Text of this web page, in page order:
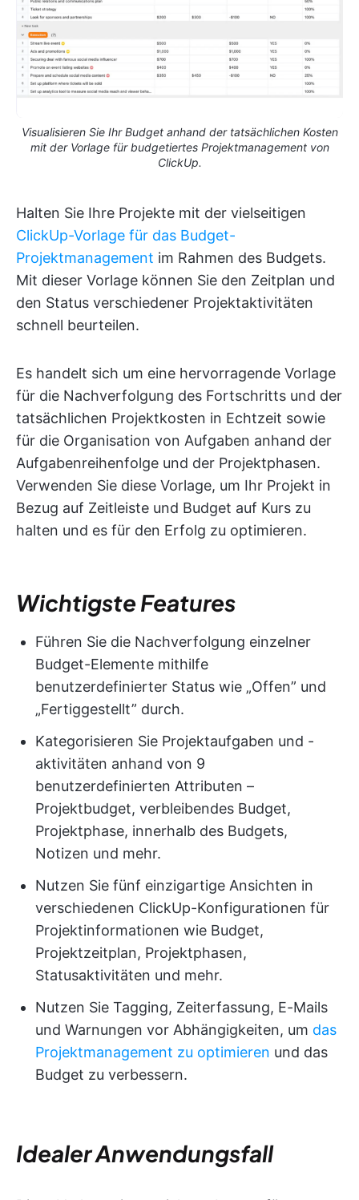
Visualisieren Sie Ihr Budget anhand der tatsächlichen Kosten
mit der Vorlage für budgetiertes Projektmanagement von
ClickUp.
Halten Sie Ihre Projekte mit der vielseitigen
ClickUp-Vorlage für das Budget-
Projektmanagement im Rahmen des Budgets.
Mit dieser Vorlage können Sie den Zeitplan und
den Status verschiedener Projektaktivitäten
schnell beurteilen.
Es handelt sich um eine hervorragende Vorlage
für die Nachverfolgung des Fortschritts und der
tatsächlichen Projektkosten in Echtzeit sowie
für die Organisation von Aufgaben anhand der
Aufgabenreihenfolge und der Projektphasen.
Verwenden Sie diese Vorlage, um Ihr Projekt in
Bezug auf Zeitleiste und Budget auf Kurs zu
halten und es für den Erfolg zu optimieren.
Wichtigste Features
Führen Sie die Nachverfolgung einzelner
Budget-Elemente mithilfe
benutzerdefinierter Status wie „Offen” und
„Fertiggestellt” durch.
Kategorisieren Sie Projektaufgaben und -
aktivitäten anhand von 9
benutzerdefinierten Attributen –
Projektbudget, verbleibendes Budget,
Projektphase, innerhalb des Budgets,
Notizen und mehr.
Nutzen Sie fünf einzigartige Ansichten in
verschiedenen ClickUp-Konfigurationen für
Projektinformationen wie Budget,
Projektzeitplan, Projektphasen,
Statusaktivitäten und mehr.
Nutzen Sie Tagging, Zeiterfassung, E-Mails
und Warnungen vor Abhängigkeiten, um das
Projektmanagement zu optimieren und das
Budget zu verbessern.
Idealer Anwendungsfall